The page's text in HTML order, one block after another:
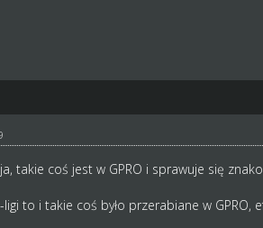
takie coś jest w GPRO i sprawuje się
to i takie coś było przerabiane w GPRO,